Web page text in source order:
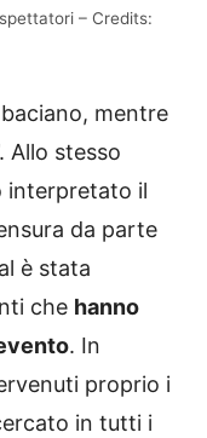
– Credits:
mentre
Allo stesso
interpretato il
da parte
è stata
che hanno
. In
proprio i
in tutti i